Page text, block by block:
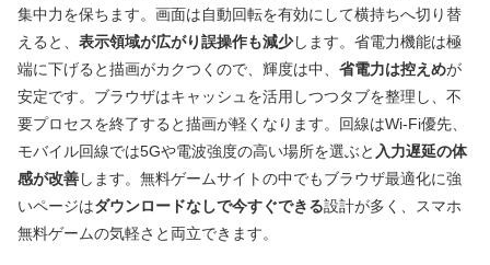
集中力を保ちます。画面は自動回転を有効にして横持ちへ切り替
えると、 表示領域が広がり誤操作も減少します。省電力機能は極
端に下げると描画がカクつくので、輝度は中、 省電力は控えめが
安定です。ブラウザはキャッシュを活用しつつタブを整理し、不
要プロセスを終了すると描画が軽くなります。回線はWi‑Fi優先、
モバイル回線では5Gや電波強度の高い場所を選ぶと 入力遅延の体
感が改善します。無料ゲームサイトの中でもブラウザ最適化に強
いページはダウンロードなしで今すぐできる設計が多く、スマホ
無料ゲームの気軽さと両立できます。